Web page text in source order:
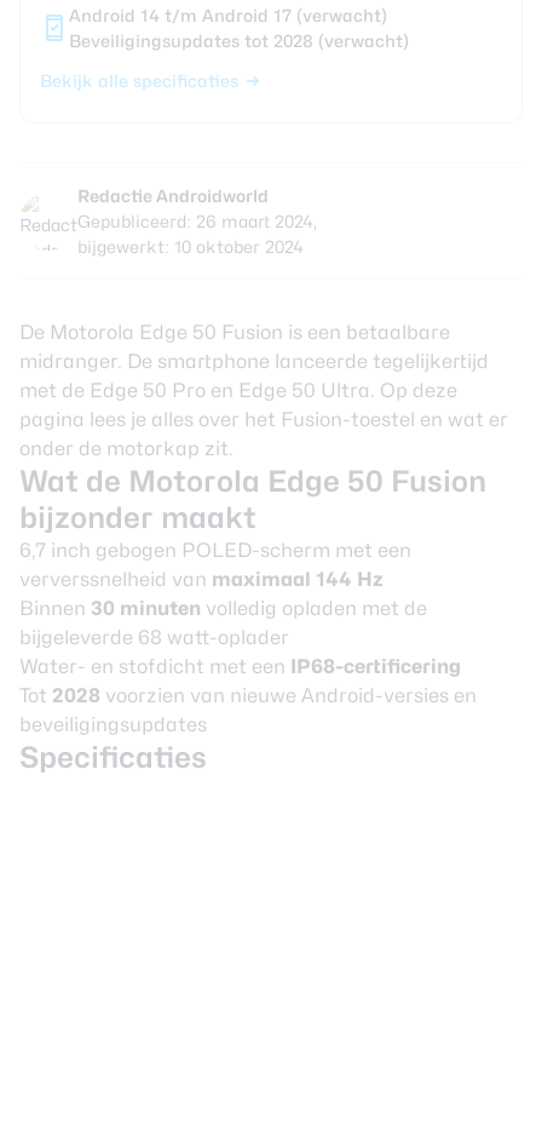
Android 14 t/m Android 17 (verwacht)
Beveiligingsupdates tot 2028 (verwacht)
Bekijk alle specificaties
Redactie Androidworld
Gepubliceerd: 26 maart 2024,
bijgewerkt: 10 oktober 2024
De Motorola Edge 50 Fusion is een betaalbare
midranger. De smartphone lanceerde tegelijkertijd
met de Edge 50 Pro en Edge 50 Ultra. Op deze
pagina lees je alles over het Fusion-toestel en wat er
onder de motorkap zit.
Wat de Motorola Edge 50 Fusion
bijzonder maakt
6,7 inch gebogen POLED-scherm met een
ververssnelheid van maximaal 144 Hz
Binnen 30 minuten volledig opladen met de
bijgeleverde 68 watt-oplader
Water- en stofdicht met een IP68-certificering
Tot 2028 voorzien van nieuwe Android-versies en
beveiligingsupdates
Specificaties